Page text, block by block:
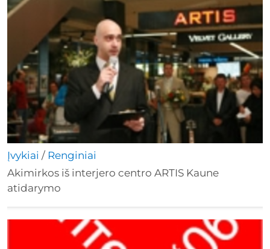
Įvykiai / Renginiai
Akimirkos iš interjero centro ARTIS Kaune
atidarymo